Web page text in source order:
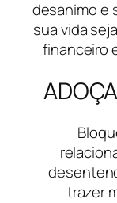
desanimo e
sua vida
financeiro
trazer